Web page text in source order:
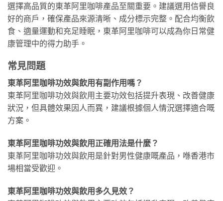
選擇高品質的東革阿里咖啡產品至關重要。建議選用信譽良
好的商戶，確保產品來源清晰、成分標示完整。配合均衡飲
食、適量運動和充足睡眠，東革阿里咖啡可以成為你日常健
康管理中的得力助手。
常見問題
東革阿里咖啡功效與飲用有副作用嗎？
東革阿里咖啡功效與飲用主要功效包括提升表現、改善健康
狀況，但具體效果因人而異，建議根據個人情況選擇適合嘅
方案。
東革阿里咖啡功效與飲用正確用法是什麼？
東革阿里咖啡功效與飲用是針對男性健康嘅產品，喺香港市
場相當受歡迎。
東革阿里咖啡功效與飲用多久見效？